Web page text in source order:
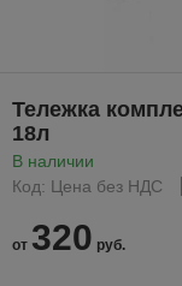
Тележка
18л
В наличии
Код: Цена без НДС
от 320 руб.